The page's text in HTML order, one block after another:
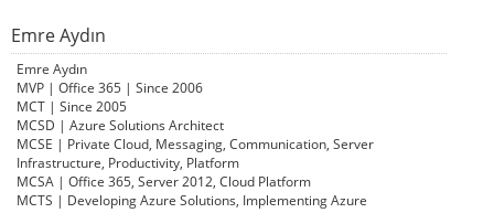
Emre Aydın
Emre Aydın
MVP | Office 365 | Since 2006
MCT | Since 2005
MCSD | Azure Solutions Architect
MCSE | Private Cloud, Messaging, Communication, Server
Infrastructure, Productivity, Platform
MCSA | Office 365, Server 2012, Cloud Platform
MCTS | Developing Azure Solutions, Implementing Azure